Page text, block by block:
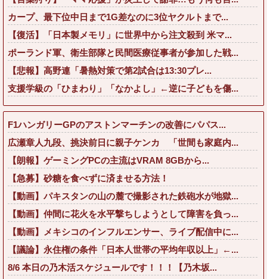
カープ、最下位中日まで1G差なのに3位ヤクルトまで...
【復活】「日本製メモリ」に世界中から注文殺到 米マ...
ポーランド軍、衛生部隊と民間医療従事者が参加した戦...
【悲報】高野連「暑熱対策で第2試合は13:30プレ...
支援学級の「ひまわり」「なかよし」←逆に子どもを傷...
F1ハンガリーGPのアストンマーチンの改善にパパス...
広瀬章人九段、挑決前日に親子ケンカ 「世間も家庭内...
【朗報】ゲーミングPCの主流はVRAM 8GBから...
【急募】砂糖を食べずに済ませる方法！
【動画】パキスタンの山の麓で撮影された鉄砲水が地獄...
【動画】仲間に花火を水平撃ちしようとして障害を負っ...
【動画】メキシコのインフルエンサー、ライブ配信中に...
【議論】永住権の条件「日本人世帯の平均年収以上」←...
8/6 本日の乃木活スケジュールです！！！【乃木坂...